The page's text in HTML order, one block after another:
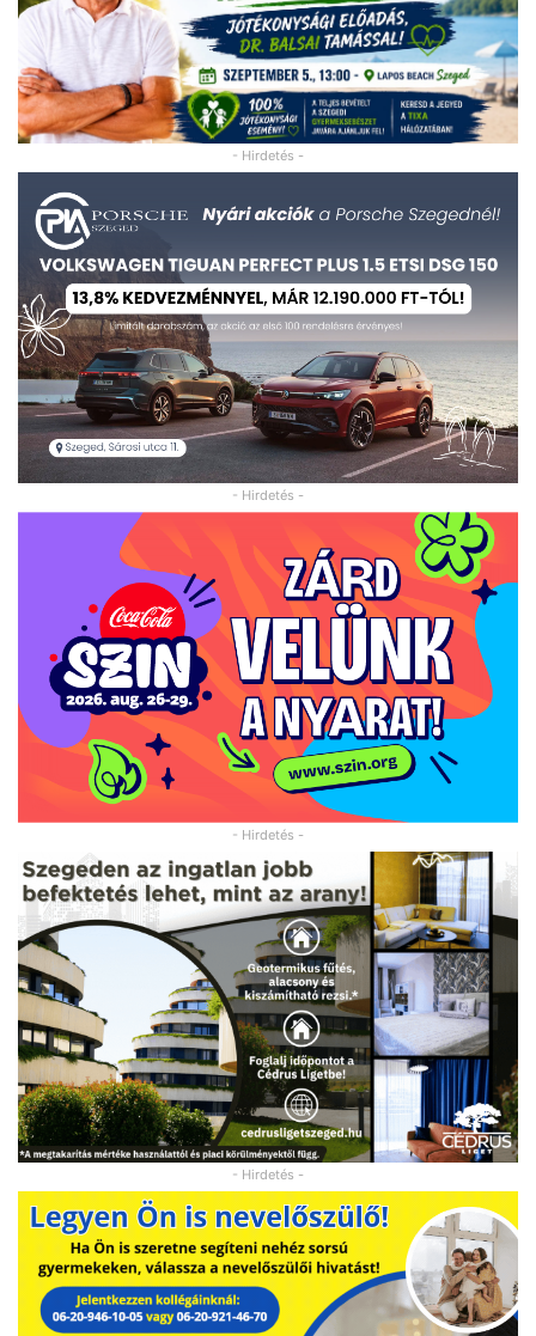
- Hirdetés -
- Hirdetés -
- Hirdetés -
- Hirdetés -